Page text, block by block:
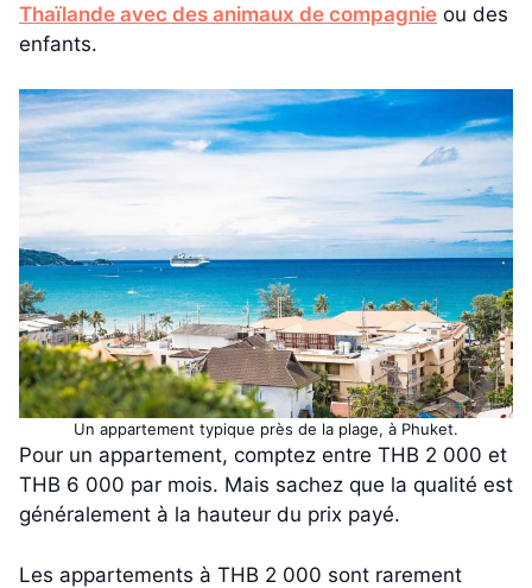
Thaïlande avec des animaux de compagnie ou des
enfants.
Un appartement typique près de la plage, à Phuket.
Pour un appartement, comptez entre THB 2 000 et
THB 6 000 par mois. Mais sachez que la qualité est
généralement à la hauteur du prix payé.
Les appartements à THB 2 000 sont rarement